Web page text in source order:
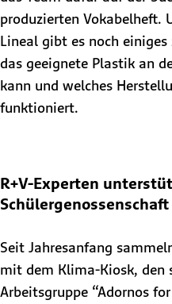
produzierten Vokabelheft.
Lineal gibt es noch
das geeignete Plastik an
kann und welches
funktioniert.
R+V-Experten
Schülergenossenschaft
Seit Jahresanfang
mit dem Klima-Kiosk, den
Arbeitsgruppe “Adornos